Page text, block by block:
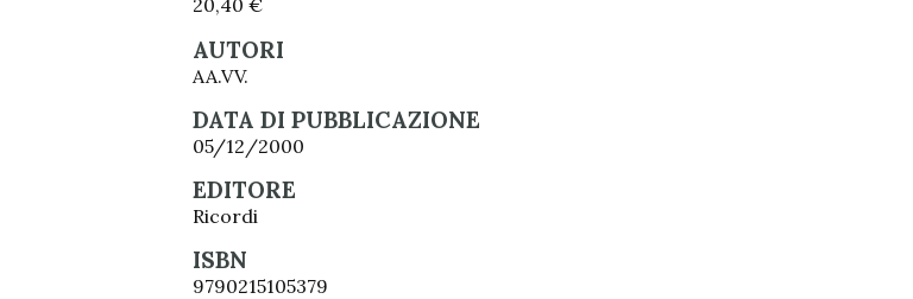
20,40 €
AUTORI
AA.VV.
DATA DI PUBBLICAZIONE
05/12/2000
EDITORE
Ricordi
ISBN
9790215105379